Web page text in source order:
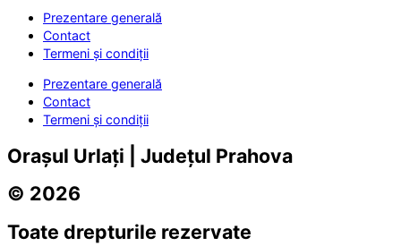
Prezentare generală
Contact
Termeni și condiții
Prezentare generală
Contact
Termeni și condiții
Orașul Urlați | Județul Prahova
© 2026
Toate drepturile rezervate